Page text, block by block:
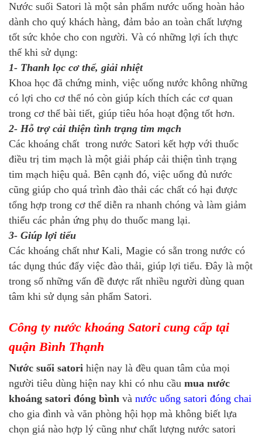
Nước suối Satori là một sản phẩm nước uống hoàn hảo
dành cho quý khách hàng, đảm bảo an toàn chất lượng
tốt sức khỏe cho con người. Và có những lợi ích thực
thế khi sử dụng:
1- Thanh lọc cơ thể, giải nhiệt
Khoa học đã chứng minh, việc uống nước không những
có lợi cho cơ thể nó còn giúp kích thích các cơ quan
trong cơ thể bài tiết, giúp tiêu hóa hoạt động tốt hơn.
2- Hỗ trợ cải thiện tình trạng tim mạch
Các khoáng chất trong nước Satori kết hợp với thuốc
điều trị tim mạch là một giải pháp cải thiện tình trạng
tim mạch hiệu quả. Bên cạnh đó, việc uống đủ nước
cũng giúp cho quá trình đào thải các chất có hại được
tổng hợp trong cơ thể diễn ra nhanh chóng và làm giảm
thiểu các phản ứng phụ do thuốc mang lại.
3- Giúp lợi tiểu
Các khoáng chất như Kali, Magie có sẵn trong nước có
tác dụng thúc đẩy việc đào thải, giúp lợi tiểu. Đây là một
trong số những vấn đề được rất nhiều người dùng quan
tâm khi sử dụng sản phẩm Satori.
Công ty nước khoáng Satori cung cấp tại
quận Bình Thạnh
Nước suối satori hiện nay là đều quan tâm của mọi
người tiêu dùng hiện nay khi có nhu cầu mua nước
khoáng satori đóng bình và nước uống satori đóng chai
cho gia đình và văn phòng hội họp mà không biết lựa
chọn giá nào hợp lý cũng như chất lượng nước satori